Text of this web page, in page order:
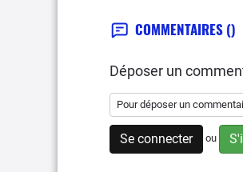
COMMENTAIRES ()
Déposer un
Pour déposer un
Se connecter ou